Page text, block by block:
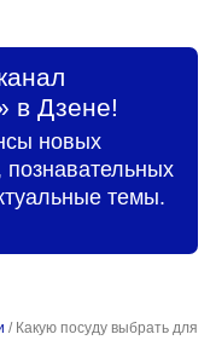
в Дзене!
новых
познавательных
темы.
/ Какую посуду выбрать для